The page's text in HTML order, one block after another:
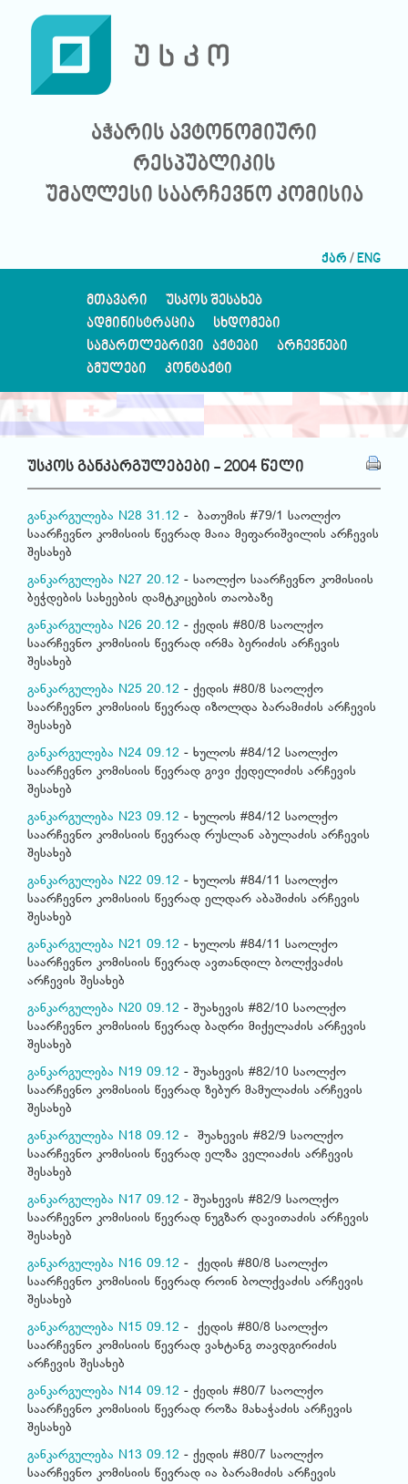
აჭარის ავტონომიური
რესპუბლიკის
უმაღლესი საარჩევნო კომისია
ქარ /ENG
ᲛᲗᲐᲕᲐᲠᲘ
ᲣᲡᲙᲝᲡ ᲨᲔᲡᲐᲮᲔᲑ
ᲐᲓᲛᲘᲜᲘᲡᲢᲠᲐᲪᲘᲐ
ᲡᲮᲓᲝᲛᲔᲑᲘ
ᲡᲐᲛᲐᲠᲗᲚᲔᲑᲠᲘᲕᲘ ᲐᲥᲢᲔᲑᲘ
ᲐᲠᲩᲔᲕᲜᲔᲑᲘ
ᲑᲛᲣᲚᲔᲑᲘ
ᲙᲝᲜᲢᲐᲥᲢᲘ
უსკოს განკარგულებები - 2004 წელი
განკარგულება N28 31.12 - ბათუმის #79/1 საოლქო
საარჩევნო კომისიის წევრად მაია მეფარიშვილის არჩევის
შესახებ
განკარგულება N27 20.12 - საოლქო საარჩევნო კომისიის
ბეჭდების სახეების დამტკიცების თაობაზე
განკარგულება N26 20.12 - ქედის #80/8 საოლქო
საარჩევნო კომისიის წევრად ირმა ბერიძის არჩევის
შესახებ
განკარგულება N25 20.12 - ქედის #80/8 საოლქო
საარჩევნო კომისიის წევრად იზოლდა ბარამიძის არჩევის
შესახებ
განკარგულება N24 09.12 - ხულოს #84/12 საოლქო
საარჩევნო კომისიის წევრად გივი ქედელიძის არჩევის
შესახებ
განკარგულება N23 09.12 - ხულოს #84/12 საოლქო
საარჩევნო კომისიის წევრად რუსლან აბულაძის არჩევის
შესახებ
განკარგულება N22 09.12 - ხულოს #84/11 საოლქო
საარჩევნო კომისიის წევრად ელდარ აბაშიძის არჩევის
შესახებ
განკარგულება N21 09.12 - ხულოს #84/11 საოლქო
საარჩევნო კომისიის წევრად ავთანდილ ბოლქვაძის
არჩევის შესახებ
განკარგულება N20 09.12 - შუახევის #82/10 საოლქო
საარჩევნო კომისიის წევრად ბადრი მიქელაძის არჩევის
შესახებ
განკარგულება N19 09.12 - შუახევის #82/10 საოლქო
საარჩევნო კომისიის წევრად ზებურ მამულაძის არჩევის
შესახებ
განკარგულება N18 09.12 - შუახევის #82/9 საოლქო
საარჩევნო კომისიის წევრად ელზა ველიაძის არჩევის
შესახებ
განკარგულება N17 09.12 - შუახევის #82/9 საოლქო
საარჩევნო კომისიის წევრად ნუგზარ დავითაძის არჩევის
შესახებ
განკარგულება N16 09.12 - ქედის #80/8 საოლქო
საარჩევნო კომისიის წევრად როინ ბოლქვაძის არჩევის
შესახებ
განკარგულება N15 09.12 - ქედის #80/8 საოლქო
საარჩევნო კომისიის წევრად ვახტანგ თავდგირიძის
არჩევის შესახებ
განკარგულება N14 09.12 - ქედის #80/7 საოლქო
საარჩევნო კომისიის წევრად როზა მახაჭაძის არჩევის
შესახებ
განკარგულება N13 09.12 - ქედის #80/7 საოლქო
საარჩევნო კომისიის წევრად ია ბარამიძის არჩევის